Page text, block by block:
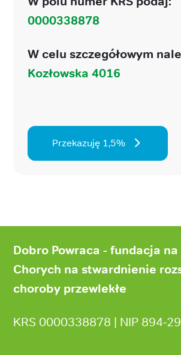
0000338878
W celu szczegółowym
Kozłowska 4016
Przekazuję 1,5%
stronyDobro Powraca - fundacja
Chorych na stwardnienie
choroby przewlekłe
KRS 0000338878 | NIP